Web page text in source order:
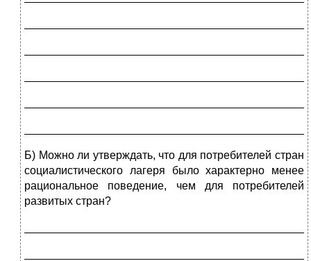
Б) Можно ли утверждать, что для потребителей стран
социалистического лагеря было характерно менее
рациональное поведение, чем для потребителей
развитых стран?